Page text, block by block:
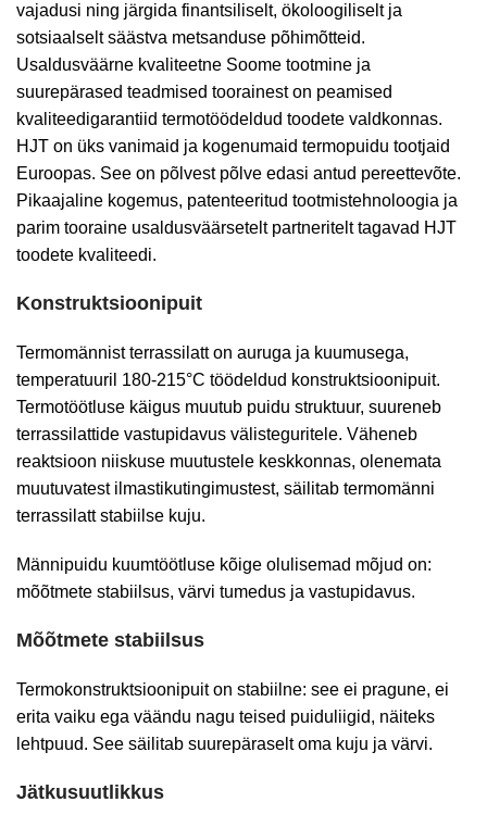
vajadusi ning järgida finantsiliselt, ökoloogiliselt ja
sotsiaalselt säästva metsanduse põhimõtteid.
Usaldusväärne kvaliteetne Soome tootmine ja
suurepärased teadmised toorainest on peamised
kvaliteedigarantiid termotöödeldud toodete valdkonnas.
HJT on üks vanimaid ja kogenumaid termopuidu tootjaid
Euroopas. See on põlvest põlve edasi antud pereettevõte.
Pikaajaline kogemus, patenteeritud tootmistehnoloogia ja
parim tooraine usaldusväärsetelt partneritelt tagavad HJT
toodete kvaliteedi.
Konstruktsioonipuit
Termomännist terrassilatt on auruga ja kuumusega,
temperatuuril 180-215°C töödeldud konstruktsioonipuit.
Termotöötluse käigus muutub puidu struktuur, suureneb
terrassilattide vastupidavus välisteguritele. Väheneb
reaktsioon niiskuse muutustele keskkonnas, olenemata
muutuvatest ilmastikutingimustest, säilitab termomänni
terrassilatt stabiilse kuju.
Männipuidu kuumtöötluse kõige olulisemad mõjud on:
mõõtmete stabiilsus, värvi tumedus ja vastupidavus.
Mõõtmete stabiilsus
Termokonstruktsioonipuit on stabiilne: see ei pragune, ei
erita vaiku ega väändu nagu teised puiduliigid, näiteks
lehtpuud. See säilitab suurepäraselt oma kuju ja värvi.
Jätkusuutlikkus